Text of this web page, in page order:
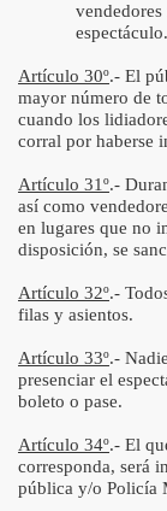
espectáculo.
Artículo 30º.- El
mayor número de
cuando los
corral por haberse
Artículo 31º.-
así como
en lugares que no
disposición, se
Artículo 32º.-
filas y asientos.
Artículo 33º.-
presenciar el
boleto o pase.
Artículo 34º.- El
corresponda, será
pública y/o Policía